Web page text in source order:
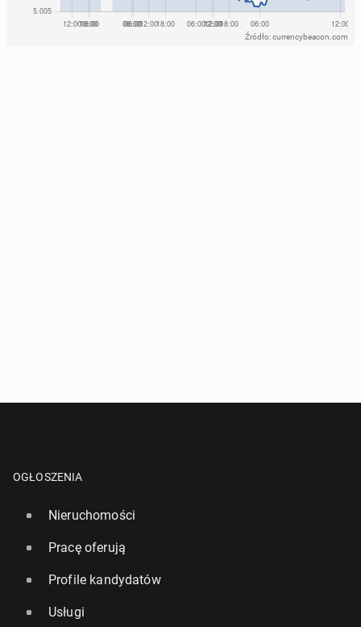
Źródło: currencybeacon.com
OGŁOSZENIA
Nieruchomości
Pracę oferują
Profile kandydatów
Usługi